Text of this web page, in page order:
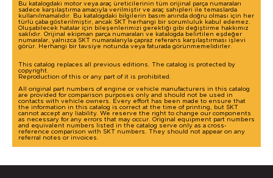
Bu katalogdaki motor veya araç üreticilerinin tüm orijinal parça numaraları
sadece karşılaştırma amacıyla verilmiştir ve araç sahipleri ile temaslarda
kullanılmamalıdır. Bu katalogdaki bilgilerin basım anında doğru olması için her
türlü çaba gösterilmiştir, ancak SKT herhangi bir sorumluluk kabul edemez.
Oluşabilecek hatalar için bileşenlerimizi gerektiği gibi değiştirme hakkımız
saklıdır. Orijinal ekipman parça numaraları ve katalogda belirtilen eşdeğer
numaralar, yalnızca SKT numaralarıyla çapraz referans karşılaştırması işlevi
görür. Herhangi bir tavsiye notunda veya faturada görünmemelidirler.
This catalog replaces all previous editions. The catalog is protected by
copyright.
Reproduction of this or any part of it is prohibited.
All original part numbers of engine or vehicle manufacturers in this catalog
are provided for comparison purposes only and should not be used in
contacts with vehicle owners. Every effort has been made to ensure that
the information in this catalog is correct at the time of printing, but SKT
cannot accept any liability. We reserve the right to change our components
as necessary for any errors that may occur. Original equipment part numbers
and equivalent numbers listed in the catalog serve only as a cross-
reference comparison with SKT numbers. They should not appear on any
referral notes or invoices.